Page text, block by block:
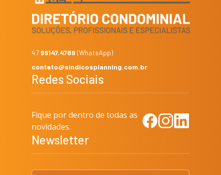
47 99147.4789 (WhatsApp)
contato@sindicosplanning.com.br
Redes Sociais
Fique por dentro de todas as
novidades.
FacebookInstagram
LinkedIn
Newsletter